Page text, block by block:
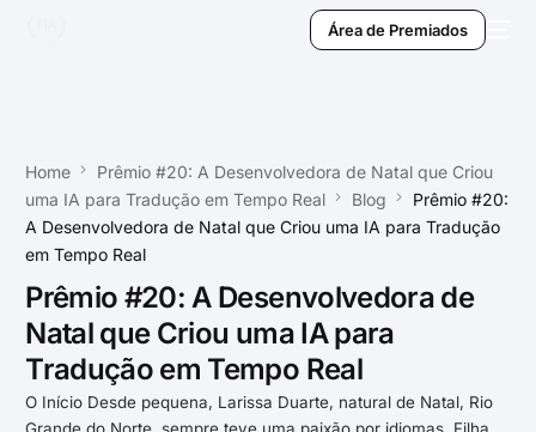
Área de Premiados
Home
Prêmio #20: A Desenvolvedora de Natal que Criou
uma IA para Tradução em Tempo Real
Blog
Prêmio #20:
A Desenvolvedora de Natal que Criou uma IA para Tradução
em Tempo Real
Prêmio #20: A Desenvolvedora de
Natal que Criou uma IA para
Tradução em Tempo Real
O Início Desde pequena, Larissa Duarte, natural de Natal, Rio